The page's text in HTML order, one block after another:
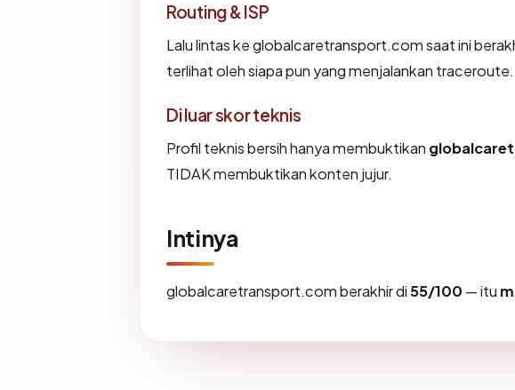
Routing & ISP
Lalu lintas ke globalcaretransport.com saat ini
terlihat oleh siapa pun yang menjalankan traceroute.
Di luar skor teknis
Profil teknis bersih hanya membuktikan
TIDAK membuktikan konten jujur.
Intinya
globalcaretransport.com berakhir di55/100 — itu